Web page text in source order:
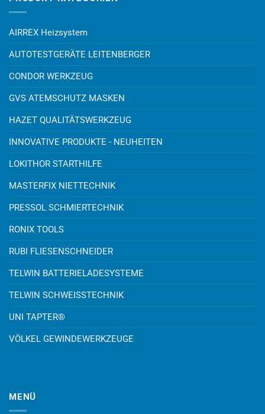
AIRREX Heizsystem
AUTOTESTGERÄTE LEITENBERGER
CONDOR WERKZEUG
GVS ATEMSCHUTZ MASKEN
HAZET QUALITÄTSWERKZEUG
INNOVATIVE PRODUKTE - NEUHEITEN
LOKITHOR STARTHILFE
MASTERFIX NIETTECHNIK
PRESSOL SCHMIERTECHNIK
RONIX TOOLS
RUBI FLIESENSCHNEIDER
TELWIN BATTERIELADESYSTEME
TELWIN SCHWEISSTECHNIK
UNI TAPTER®
VÖLKEL GEWINDEWERKZEUGE
MENÜ